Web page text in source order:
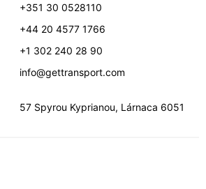
+351 30 0528110
+44 20 4577 1766
+1 302 240 28 90
info@gettransport.com
57 Spyrou Kyprianou, Lárnaca 6051